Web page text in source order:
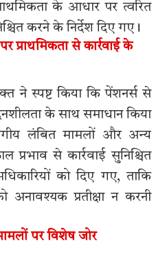
के आधार पर त्वरित
करने के निर्देश दिए गए।
प्राथमिकता से कार्रवाई के
ने स्पष्ट किया कि पेंशनर्स से
के साथ समाधान किया
लंबित मामलों और अन्य
प्रभाव से कार्रवाई सुनिश्चित
को दिए गए, ताकि
अनावश्यक प्रतीक्षा न करनी
पर विशेष जोर